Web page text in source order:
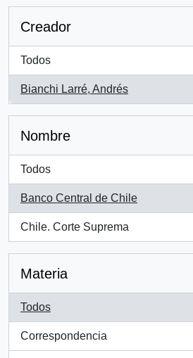
Creador
Todos
Bianchi Larré, Andrés
, 1 resultados
Nombre
Todos
Banco Central de Chile
, 1 resultados
Chile. Corte Suprema
, 1 resultados
Materia
Todos
Correspondencia
, 1 resultados